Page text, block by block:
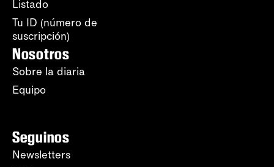
Listado
Tu ID (número de
suscripción)
Nosotros
Sobre la diaria
Equipo
Seguinos
Newsletters